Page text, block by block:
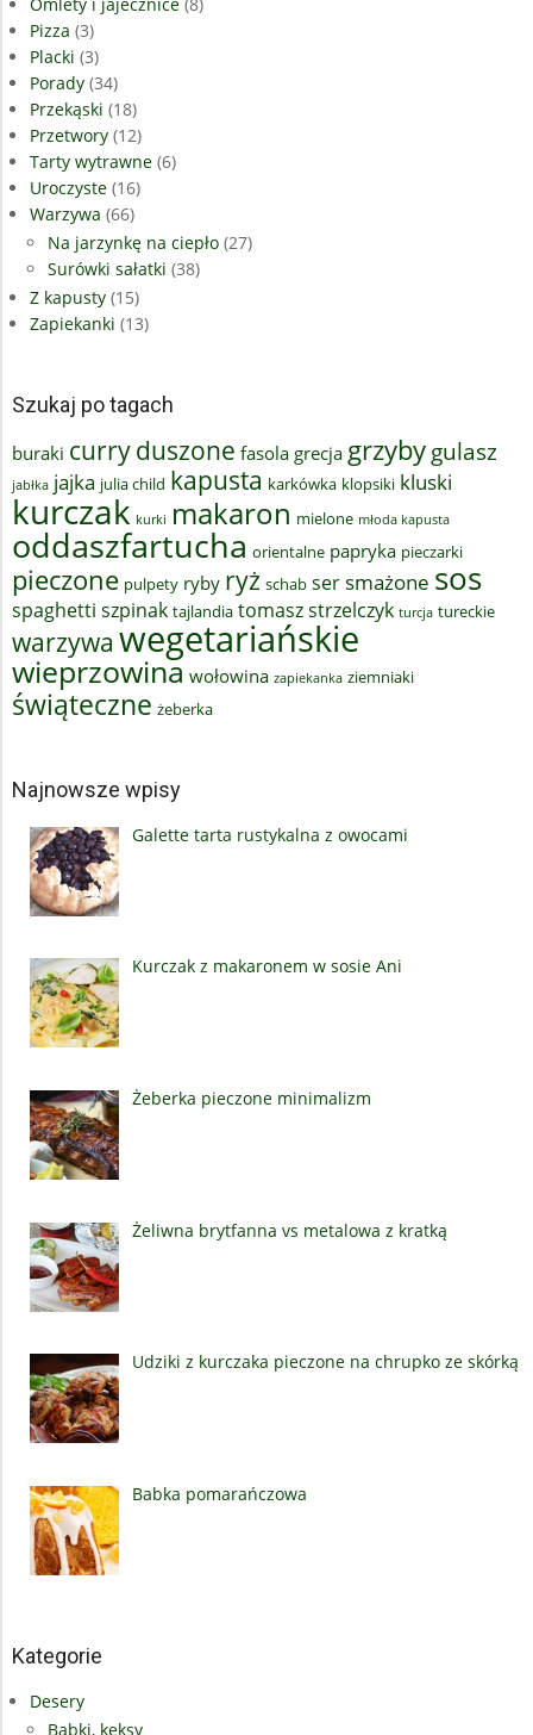
Pizza (3)
Placki (3)
Porady (34)
Przekąski (18)
Przetwory (12)
Tarty wytrawne (6)
Uroczyste (16)
Warzywa (66)
Na jarzynkę na ciepło (27)
Surówki sałatki (38)
Z kapusty (15)
Zapiekanki (13)
Szukaj po tagach
buraki curryduszone fasola grecja grzyby gulasz
jabłka jajka julia child kapusta karkówka klopsiki kluski
kurczak kurki makaron mielone młoda kapusta
oddaszfartucha orientalne papryka pieczarki
pieczone pulpety ryby ryż schab ser smażone sos
spaghetti szpinak tajlandia tomasz strzelczyk turcja tureckie
warzywa wegetariańskie
wieprzowina wołowina zapiekanka ziemniaki
świąteczne żeberka
Najnowsze wpisy
Galette tarta rustykalna z owocami
Kurczak z makaronem w sosie Ani
Żeberka pieczone minimalizm
Żeliwna brytfanna vs metalowa z kratką
Udziki z kurczaka pieczone na chrupko ze skórką
Babka pomarańczowa
Kategorie
Desery
Babki, keksy